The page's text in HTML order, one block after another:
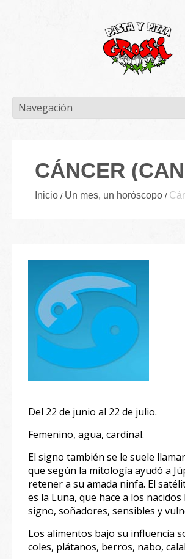
CÁNCER
Inicio Un mes, un horóscopo
Del 22 de junio al 22 de julio.
Femenino, agua, cardinal.
El signo también se le suele
que según la mitología ayudó a
retener a su amada ninfa. El
es la Luna, que hace a los
signo, soñadores, sensibles y
Los alimentos bajo su influencia
coles, plátanos, berros, nabo,